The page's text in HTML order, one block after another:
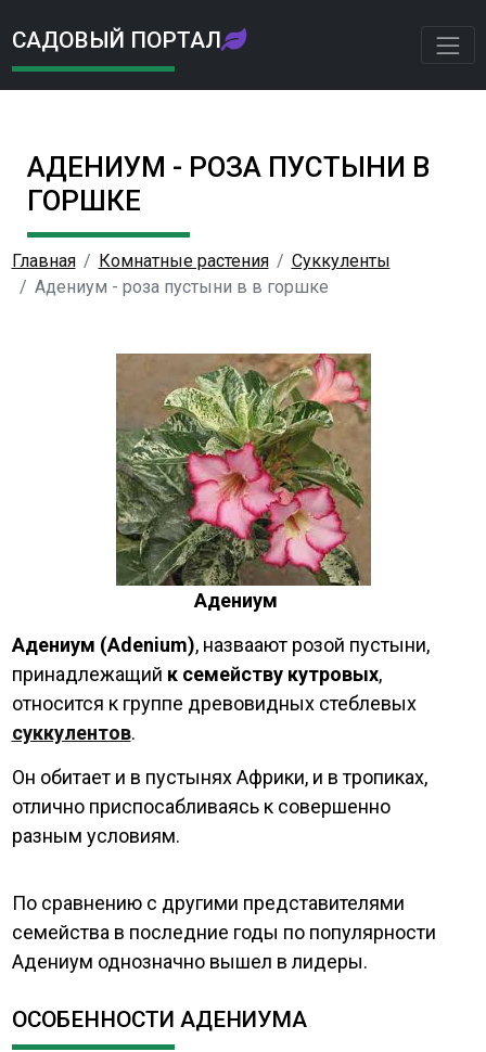
САДОВЫЙ ПОРТАЛ
АДЕНИУМ - РОЗА ПУСТЫНИ В
ГОРШКЕ
Главная Комнатные растения
Суккуленты
Адениум - роза пустыни в в горшке
Адениум
Адениум (Adenium), назваают розой пустыни,
принадлежащий к семейству кутровых,
относится к группе древовидных стеблевых
суккулентов.
Он обитает и в пустынях Африки, и в тропиках,
отлично приспосабливаясь к совершенно
разным условиям.
По сравнению с другими представителями
семейства в последние годы по популярности
Адениум однозначно вышел в лидеры.
ОСОБЕННОСТИ АДЕНИУМА